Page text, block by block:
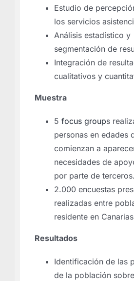
Estudio de
los servicios
Análisis estadístico y
segmentación de
Integración de
cualitativos y
Muestra
5 focus groups
personas en edades
comienzan a
necesidades de
por parte de terceros.
2.000 encuestas
realizadas entre
residente en
Resultados
Identificación de las
de la población